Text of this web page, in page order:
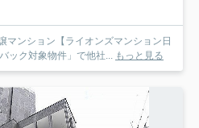
マンション【ライオンズマンション日
ック対象物件」で他社... もっと見る